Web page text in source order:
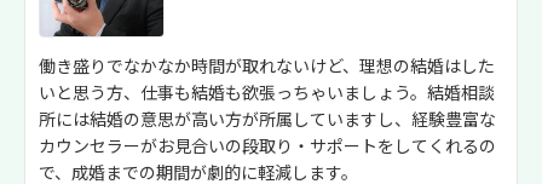
働き盛りでなかなか時間が取れないけど、理想の結婚はした
いと思う方、仕事も結婚も欲張っちゃいましょう。結婚相談
所には結婚の意思が高い方が所属していますし、経験豊富な
カウンセラーがお見合いの段取り・サポートをしてくれるの
で、成婚までの期間が劇的に軽減します。